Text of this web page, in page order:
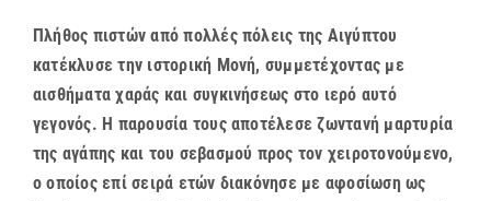
Πλήθος πιστών από πολλές πόλεις της Αιγύπτου
κατέκλυσε την ιστορική Μονή, συμμετέχοντας με
αισθήματα χαράς και συγκινήσεως στο ιερό αυτό
γεγονός. Η παρουσία τους αποτέλεσε ζωντανή μαρτυρία
της αγάπης και του σεβασμού προς τον χειροτονούμενο,
ο οποίος επί σειρά ετών διακόνησε με αφοσίωση ως